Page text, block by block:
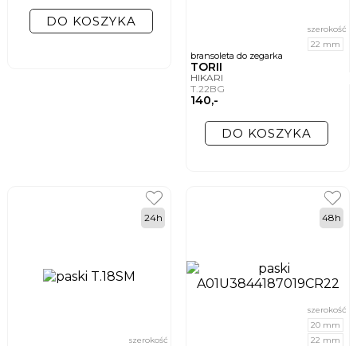
DO KOSZYKA
bransoleta do zegarka
TORII
HIKARI
T.22BG
140,-
szerokość
22 mm
DO KOSZYKA
szerokość
24h
szerokość
20 mm
22 mm
48h